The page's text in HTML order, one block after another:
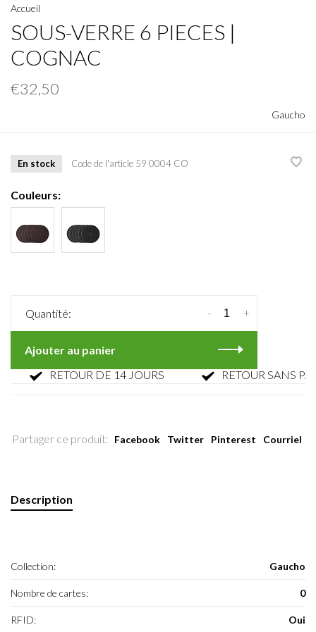
Accueil
SOUS-VERRE 6 PIECES |
COGNAC
€32,50
Gaucho
En stock Code de l'article 59 0004 CO
Couleurs:
Quantité: +
-
Ajouter au panier
RETOUR DE 14 JOURS
RETOUR SANS
Partager ce produit: Facebook Twitter Pinterest Courriel
Description
Collection: Gaucho
Nombre de cartes: 0
RFID: Oui